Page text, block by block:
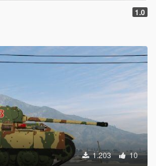
1.0
1.203 10